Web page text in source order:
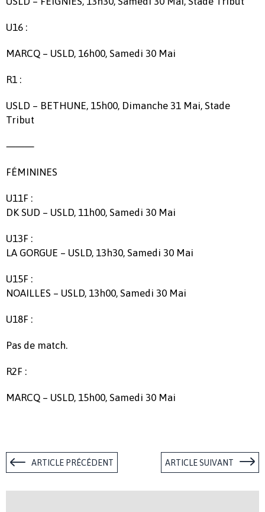
U16 :
MARCQ – USLD, 16h00, Samedi 30 Mai
R1 :
USLD – BETHUNE, 15h00, Dimanche 31 Mai, Stade
Tribut
⸻
FÉMININES
U11F :
DK SUD – USLD, 11h00, Samedi 30 Mai
U13F :
LA GORGUE – USLD, 13h30, Samedi 30 Mai
U15F :
NOAILLES – USLD, 13h00, Samedi 30 Mai
U18F :
Pas de match.
R2F :
MARCQ – USLD, 15h00, Samedi 30 Mai
ARTICLE PRÉCÉDENT ARTICLE SUIVANT